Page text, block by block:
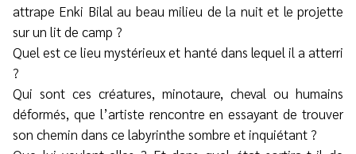
attrape Enki Bilal au beau milieu de la nuit et le projette
sur un lit de camp ?
Quel est ce lieu mystérieux et hanté dans lequel il a atterri
?
Qui sont ces créatures, minotaure, cheval ou humains
déformés, que l’artiste rencontre en essayant de trouver
son chemin dans ce labyrinthe sombre et inquiétant ?